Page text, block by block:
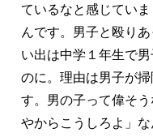
ているなと感じてい
んです。男子と殴り
い出は中学１年生で
のに。理由は男子が
す。男の子って偉そ
やからこうしろよ」